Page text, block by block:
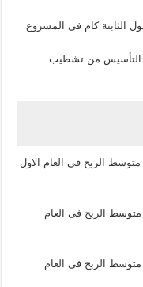
الثابتة كام فى المشروع
التأسيس من تشطيب
متوسط الربح فى العام الاول
متوسط الربح فى العام
متوسط الربح فى العام